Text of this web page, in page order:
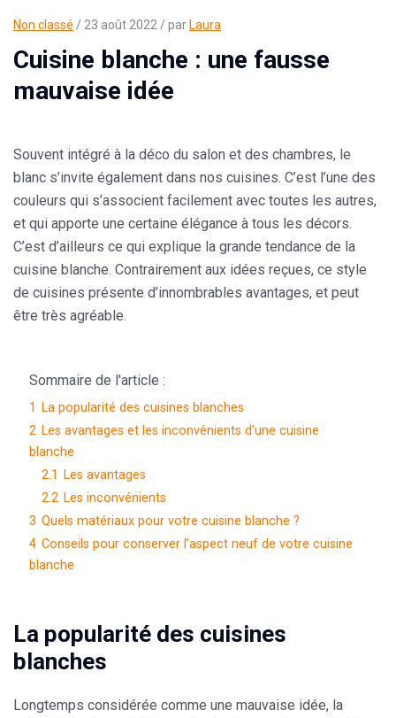
Non classé / 23 août 2022 / par Laura
Cuisine blanche : une fausse
mauvaise idée
Souvent intégré à la déco du salon et des chambres, le
blanc s’invite également dans nos cuisines. C’est l’une des
couleurs qui s’associent facilement avec toutes les autres,
et qui apporte une certaine élégance à tous les décors.
C’est d’ailleurs ce qui explique la grande tendance de la
cuisine blanche. Contrairement aux idées reçues, ce style
de cuisines présente d’innombrables avantages, et peut
être très agréable.
Sommaire de l'article :
1
La popularité des cuisines blanches
2 Les avantages et les inconvénients d’une cuisine
blanche
2.1
Les avantages
2.2 Les inconvénients
3 Quels matériaux pour votre cuisine blanche ?
4 Conseils pour conserver l’aspect neuf de votre cuisine
blanche
La popularité des cuisines
blanches
Longtemps considérée comme une mauvaise idée, la